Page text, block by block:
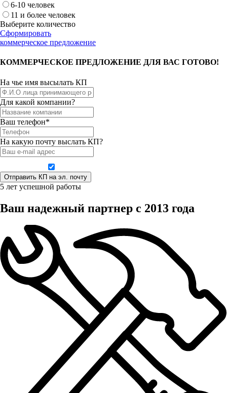
6-10 человек
11 и более человек
Выберите количество
Сформировать
коммерческое предложение
КОММЕРЧЕСКОЕ ПРЕДЛОЖЕНИЕ ДЛЯ ВАС ГОТОВО!
На чье имя высылать КП
Для какой компании?
Ваш телефон*
На какую почту выслать КП?
5 лет успешной работы
Ваш надежный партнер с 2013 года